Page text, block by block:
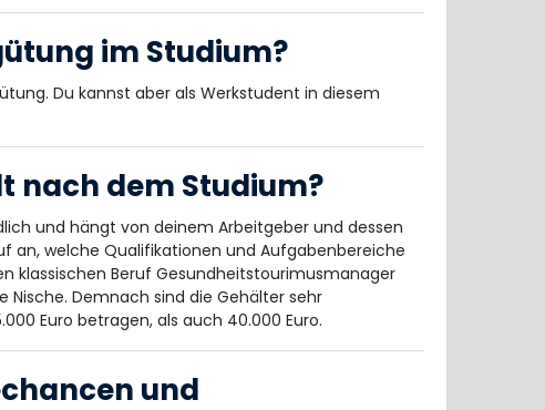
im Studium?
Du kannst aber als Werkstudent in diesem
nach dem Studium?
und hängt von deinem Arbeitgeber und dessen
an, welche Qualifikationen und Aufgabenbereiche
klassischen Beruf Gesundheitstourimusmanager
Demnach sind die Gehälter sehr
Euro betragen, als auch 40.000 Euro.
und